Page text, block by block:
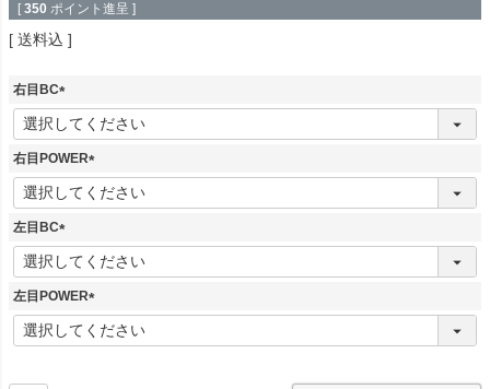
[ 350 ポイント進呈 ]
送料込
右目BC
(
必
須
右目POWER
(
必
左目BC
(
必
須
左目POWER
(
必